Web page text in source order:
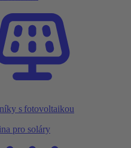
s fotovoltaikou
pro soláry